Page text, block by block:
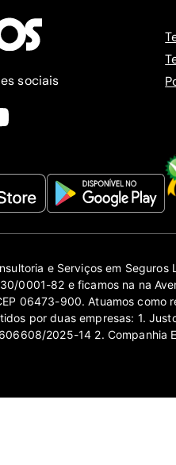
sociais
e Serviços em
0001-82 e ficamos na na
06473-900. Atuamos como
por duas empresas: 1.
2025-14 2. Companhia